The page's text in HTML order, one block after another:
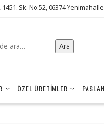
Sk. No:52, 06374
Ara
ÖZEL ÜRETIMLER